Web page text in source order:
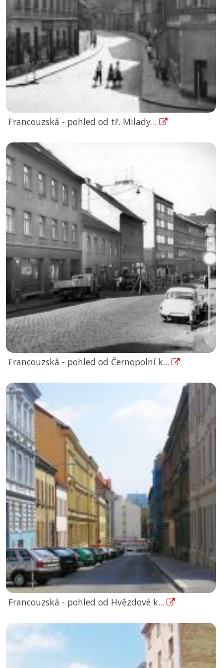
Francouzská - pohled od tř. Milady...
Francouzská - pohled od Černopolní k...
Francouzská - pohled od Hvězdové k...